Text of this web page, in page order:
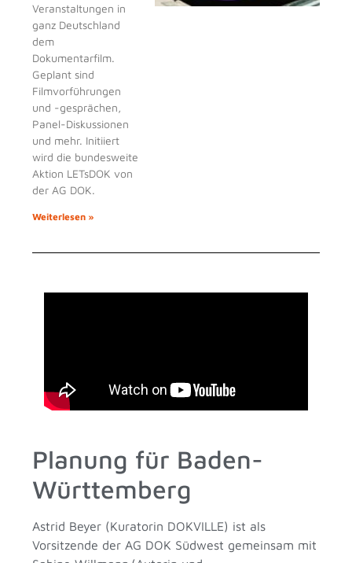
Veranstaltungen in
ganz Deutschland
dem
Dokumentarfilm.
Geplant sind
Filmvorführungen
und -gesprächen,
Panel-Diskussionen
und mehr. Initiiert
wird die bundesweite
Aktion LETsDOK von
der AG DOK.
Weiterlesen »
Planung für Baden-
Württemberg
Astrid Beyer (Kuratorin DOKVILLE) ist als
Vorsitzende der AG DOK Südwest gemeinsam mit